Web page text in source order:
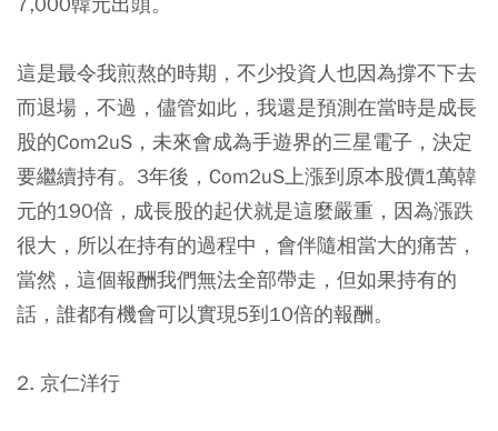
這是最令我煎熬的時期，不少投資人也因為撐不下去
而退場，不過，儘管如此，我還是預測在當時是成長
股的Com2uS，未來會成為手遊界的三星電子，決定
要繼續持有。3年後，Com2uS上漲到原本股價1萬韓
元的190倍，成長股的起伏就是這麼嚴重，因為漲跌
很大，所以在持有的過程中，會伴隨相當大的痛苦，
當然，這個報酬我們無法全部帶走，但如果持有的
話，誰都有機會可以實現5到10倍的報酬。
2. 京仁洋行